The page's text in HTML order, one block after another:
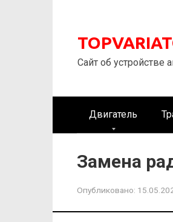
Сайт об устройстве
Двигатель
Замена
Опубликовано: